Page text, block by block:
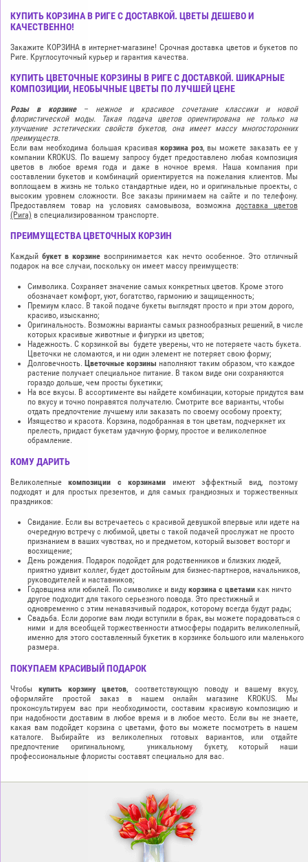
КУПИТЬ КОРЗИНА В РИГЕ С ДОСТАВКОЙ. ЦВЕТЫ ДЕШЕВО И
КАЧЕСТВЕННО!
Закажите КОРЗИНА в интернет-магазине! Срочная доставка цветов и букетов по
Риге. Круглосуточный курьер и гарантия качества.
КУПИТЬ ЦВЕТОЧНЫЕ КОРЗИНЫ В РИГЕ С ДОСТАВКОЙ. ШИКАРНЫЕ
КОМПОЗИЦИИ, НЕОБЫЧНЫЕ ЦВЕТЫ ПО ЛУЧШЕЙ ЦЕНЕ
Розы в корзине– нежное и красивое сочетание классики и новой
флористической моды. Такая подача цветов ориентирована не только на
улучшение эстетических свойств букетов, она имеет массу многосторонних
преимуществ.
Если вам необходима большая красивая корзина роз, вы можете заказать ее у
компании KROKUS. По вашему запросу будет предоставлено любая композиция
цветов в любое время года и даже в ночное время. Наша компания при
составлении букетов и комбинаций ориентируется на пожелания клиентов. Мы
воплощаем в жизнь не только стандартные идеи, но и оригинальные проекты, с
высоким уровнем сложности. Все заказы принимаем на сайте и по телефону.
Предоставляем товар на условиях самовывоза, возможнадоставка цветов
(Рига) в специализированном транспорте.
ПРЕИМУЩЕСТВА ЦВЕТОЧНЫХ КОРЗИН
Каждыйбукет в корзине воспринимается как нечто особенное. Это отличный
подарок на все случаи, поскольку он имеет массу преимуществ:
Символика. Сохраняет значение самых конкретных цветов. Кроме этого
обозначает комфорт, уют, богатство, гармонию и защищенность;
Премиум класс. В такой подаче букеты выглядят просто и при этом дорого,
красиво, изысканно;
Оригинальность. Возможны варианты самых разнообразных решений, в числе
которых красивые животные и фигурки из цветов;
Надежность. С корзинкой вы будете уверены, что не потеряете часть букета.
Цветочки не сломаются, и ни один элемент не потеряет свою форму;
Долговечность. Цветочные корзины наполняют таким образом, что каждое
растение получает специальное питание. В таком виде они сохраняются
гораздо дольше, чем просты букетики;
На все вкусы. В ассортименте вы найдете комбинации, которые придутся вам
по вкусу и точно понравятся получателю. Смотрите все варианты, чтобы
отдать предпочтение лучшему или заказать по своему особому проекту;
Изящество и красота. Корзина, подобранная в тон цветам, подчеркнет их
прелесть, придаст букетам удачную форму, простое и великолепное
обрамление.
КОМУ ДАРИТЬ
Великолепныекомпозиции с корзинами имеют эффектный вид, поэтому
подходят и для простых презентов, и для самых грандиозных и торжественных
праздников:
Свидание. Если вы встречаетесь с красивой девушкой впервые или идете на
очередную встречу с любимой, цветы с такой подачей прослужат не просто
признанием в ваших чувствах, но и предметом, который вызовет восторг и
восхищение;
День рождения. Подарок подойдет для родственников и близких людей,
приятно удивит коллег, будет достойным для бизнес-партнеров, начальников,
руководителей и наставников;
Годовщина или юбилей. По символике и виду корзина с цветами как ничто
другое подходит для такого серьезного повода. Это престижный и
одновременно с этим ненавязчивый подарок, которому всегда будут рады;
Свадьба. Если дорогие вам люди вступили в брак, вы можете порадоваться с
ними и для всеобщей торжественности атмосферы подарить великолепный,
именно для этого составленный букетик в корзинке большого или маленького
размера.
ПОКУПАЕМ КРАСИВЫЙ ПОДАРОК
Чтобыкупить корзину цветов, соответствующую поводу и вашему вкусу,
оформляйте простой заказ в нашем онлайн магазине KROKUS. Мы
проконсультируем вас при необходимости, составим красивую композицию и
при надобности доставим в любое время и в любое место. Если вы не знаете,
какая вам подойдет корзина с цветами, фото вы можете посмотреть в нашем
каталоге. Выбирайте из великолепных готовых вариантов, или отдайте
предпочтение оригинальному, уникальному букету, который наши
профессиональные флористы составят специально для вас.